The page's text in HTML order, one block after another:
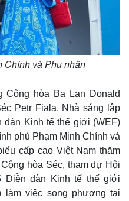
Multimedia
Video
Ảnh
Infographic
Chính và Phu nhân
hòa Ba Lan Donald
Petr Fiala, Nhà sáng lập
đàn Kinh tế thế giới (WEF)
phủ Phạm Minh Chính và
cấp cao Việt Nam thăm
hòa Séc, tham dự Hội
Diễn đàn Kinh tế thế giới
làm việc song phương tại